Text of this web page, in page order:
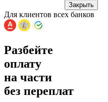
Закрыть
Для клиентов всех банков
Разбейте
оплату
на части
без переплат